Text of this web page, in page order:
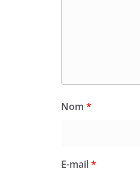
Nom *
E-mail*